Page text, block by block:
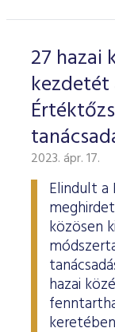
27 hazai
kezdetét
2023. ápr. 17.
Elindult
közösen
hazai